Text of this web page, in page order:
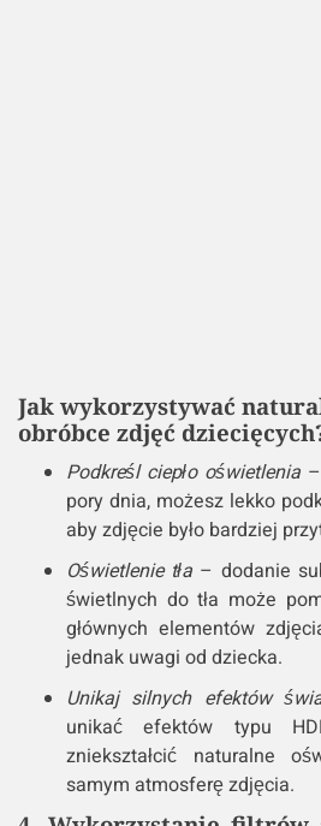
Jak wykorzystywać
obróbce zdjęć
Podkreśl ciepło oświetlenia–
pory dnia, możesz lekko
aby zdjęcie było bardziej
Oświetlenie tła– dodanie
świetlnych do tła może
głównych elementów
jednak uwagi od dziecka.